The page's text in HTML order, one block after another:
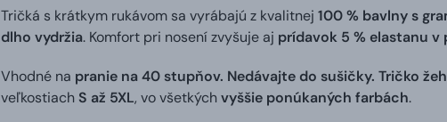
Tričká s krátkym rukávom sa vyrábajú z kvalitnej 100 % bavlny s
dlho vydržia. Komfort pri nosení zvyšuje aj prídavok 5 % elastanu
Vhodné na pranie na 40 stupňov. Nedávajte do sušičky. Tričko
veľkostiach S až 5XL, vo všetkýchvyššie ponúkaných farbách.